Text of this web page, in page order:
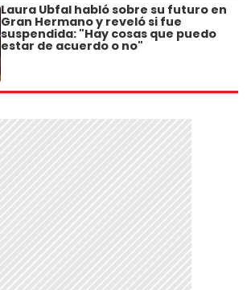
Laura Ubfal habló sobre su futuro en
Gran Hermano y reveló si fue
suspendida: "Hay cosas que puedo
estar de acuerdo o no"